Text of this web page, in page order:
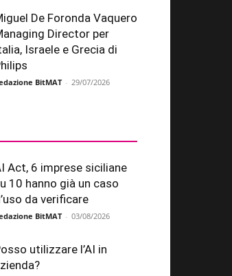
De Foronda Vaquero
Director per
Israele e Grecia di
BitMAT - 29/07/2026
Act, 6 imprese siciliane
10 hanno già un caso
da verificare
BitMAT - 03/08/2026
utilizzare l’AI in